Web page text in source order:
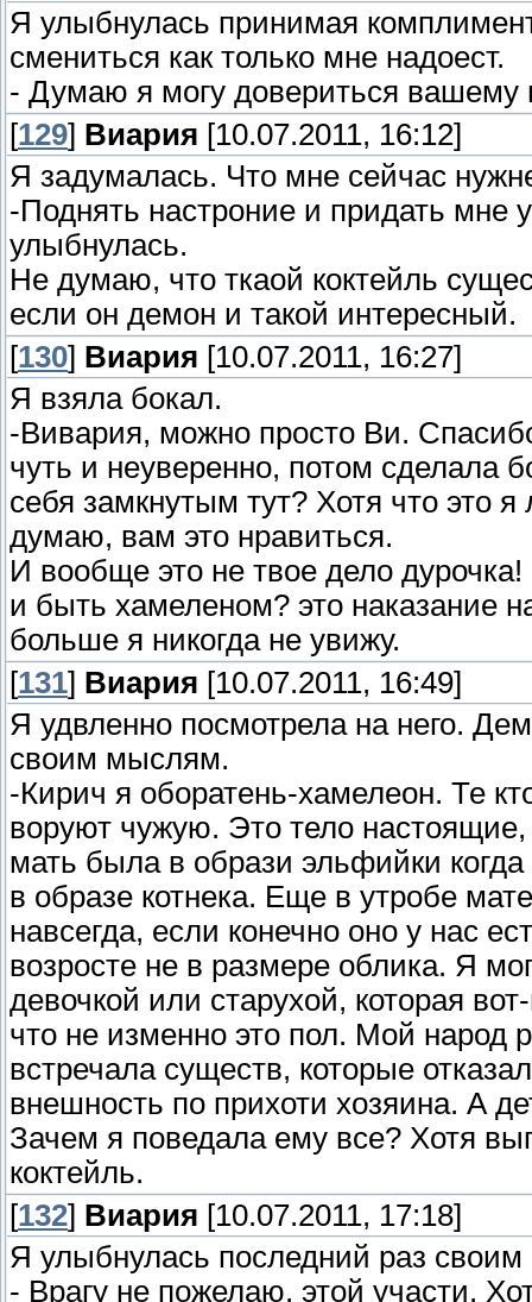
Я улыбнулась принимая
смениться как только мне надоест.
- Думаю я могу довериться вашему
[129] Виария [10.07.2011, 16:12]
Я задумалась. Что мне сейчас
-Поднять настроние и придать мне
улыбнулась.
Не думаю, что ткаой коктейль
если он демон и такой интересный.
[130] Виария [10.07.2011, 16:27]
Я взяла бокал.
-Вивария, можно просто Ви.
чуть и неуверенно, потом сделала
себя замкнутым тут? Хотя что это
думаю, вам это нравиться.
И вообще это не твое дело
и быть хамеленом? это наказание
больше я никогда не увижу.
[131] Виария [10.07.2011, 16:49]
Я удвленно посмотрела на него.
своим мыслям.
-Кирич я оборатень-хамелеон. Те
воруют чужую. Это тело
мать была в образи эльфийки
в образе котнека. Еще в утробе
навсегда, если конечно оно у нас
возросте не в размере облика. Я
девочкой или старухой, которая
что не изменно это пол. Мой народ
встречала существ, которые
внешность по прихоти хозяина. А
Зачем я поведала ему все? Хотя
коктейль.
[132] Виария [10.07.2011, 17:18]
Я улыбнулась последний раз
- Врагу не пожелаю, этой участи.